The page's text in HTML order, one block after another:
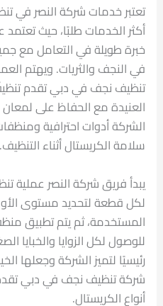
تعتبر خدمات شركة النصر في
أكثر الخدمات طلبًا، حيث
خبرة طويلة في التعامل مع
في النجف والثريات. ويهتم
تنظيف نجف في دبي تقدم
العنيدة مع الحفاظ على
الشركة أدوات احترافية
سلامة الكريستال أثناء التنظيف.
يبدأ فريق شركة النصر
لكل قطعة لتحديد مستوى
المستخدمة، ثم يتم تطبيق
للوصول لكل الزوايا والخبايا
رئيسيًا لتميز الشركة وجعلها
شركة تنظيف نجف في دبي تقدم
أنواع الكريستال.